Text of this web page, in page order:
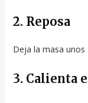
2. Reposa
Deja la masa
3. Calienta